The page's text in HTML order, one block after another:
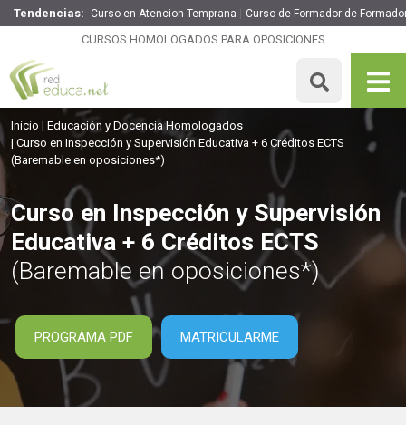
Tendencias: Curso en Atencion Temprana Curso de Formador de
CURSOS HOMOLOGADOS PARA OPOSICIONES
Curso en Inspección y Supervisión Educativa + 6 Créditos
150 H
Inicio
Educación y Docencia Homologados
Curso en Inspección y Supervisión Educativa + 6 Créditos ECTS
(Baremable en oposiciones*)
Curso en Inspección y Supervisión
Educativa + 6 Créditos ECTS
(Baremable en oposiciones*)
PROGRAMA PDF MATRICULARME